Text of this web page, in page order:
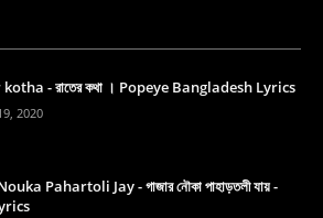
- রাতের কথা । Popeye Bangladesh Lyrics
2020
Pahartoli Jay - গাজার নৌকা পাহাড়তলী যায় -